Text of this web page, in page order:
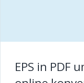
EPS in PDF